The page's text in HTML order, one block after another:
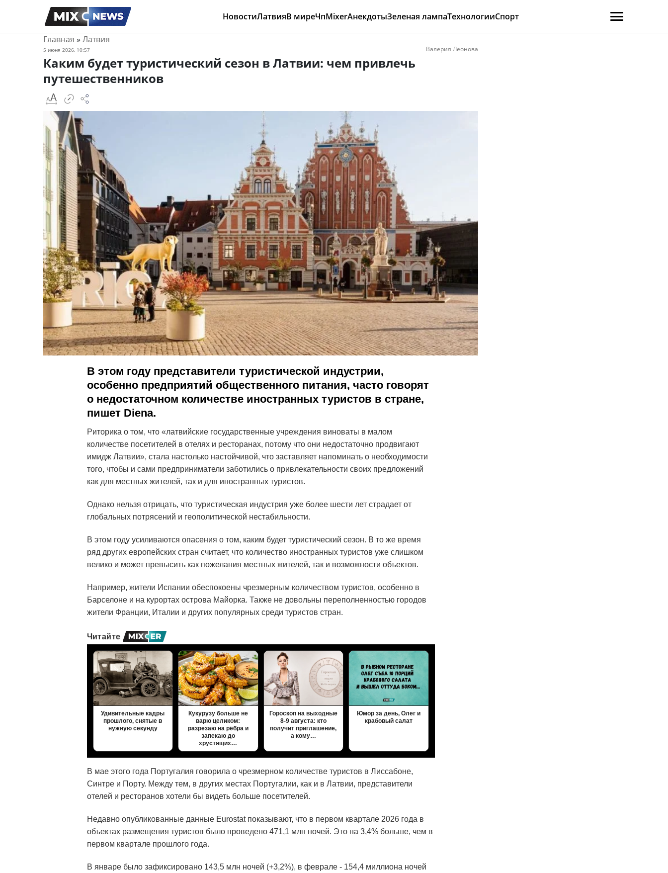
НовостиЛатвияВ миреЧпMixerАнекдотыЗеленая лампаТехнологииСпорт
Главная » Латвия
5 июня 2026, 10:57 Валерия Леонова
Каким будет туристический сезон в Латвии: чем привлечь
путешественников
В этом году представители туристической индустрии,
особенно предприятий общественного питания, часто говорят
о недостаточном количестве иностранных туристов в стране,
пишет Diena.
Риторика о том, что «латвийские государственные учреждения виноваты в малом
количестве посетителей в отелях и ресторанах, потому что они недостаточно продвигают
имидж Латвии», стала настолько настойчивой, что заставляет напоминать о необходимости
того, чтобы и сами предприниматели заботились о привлекательности своих предложений
как для местных жителей, так и для иностранных туристов.
Однако нельзя отрицать, что туристическая индустрия уже более шести лет страдает от
глобальных потрясений и геополитической нестабильности.
В этом году усиливаются опасения о том, каким будет туристический сезон. В то же время
ряд других европейских стран считает, что количество иностранных туристов уже слишком
велико и может превысить как пожелания местных жителей, так и возможности объектов.
Например, жители Испании обеспокоены чрезмерным количеством туристов, особенно в
Барселоне и на курортах острова Майорка. Также не довольны переполненностью городов
жители Франции, Италии и других популярных среди туристов стран.
Читайте
Удивительные кадры
прошлого, снятые в
нужную секунду
Кукурузу больше не
варю целиком:
разрезаю на рёбра и
запекаю до
хрустящих…
Гороскоп на выходные
8-9 августа: кто
получит приглашение,
а кому…
Юмор за день, Олег и
крабовый салат
В мае этого года Португалия говорила о чрезмерном количестве туристов в Лиссабоне,
Синтре и Порту. Между тем, в других местах Португалии, как и в Латвии, представители
отелей и ресторанов хотели бы видеть больше посетителей.
Недавно опубликованные данные Eurostat показывают, что в первом квартале 2026 года в
объектах размещения туристов было проведено 471,1 млн ночей. Это на 3,4% больше, чем в
первом квартале прошлого года.
В январе было зафиксировано 143,5 млн ночей (+3,2%), в феврале - 154,4 миллиона ночей